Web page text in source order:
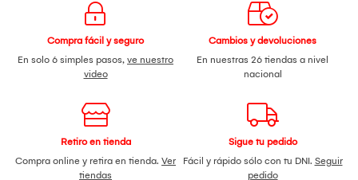
Compra fácil y seguro
En solo 6 simples pasos, ve nuestro
video
Cambios y devoluciones
En nuestras 26 tiendas a nivel
nacional
Retiro en tienda
Compra online y retira en tienda. Ver
tiendas
Sigue tu pedido
Fácil y rápido sólo con tu DNI. Seguir
pedido